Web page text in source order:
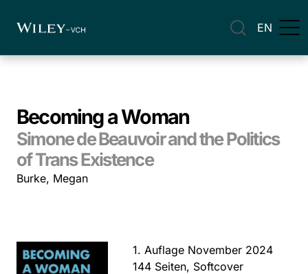
EN
Becoming a Woman
Simone de Beauvoir and the Politics
of Trans Existence
Burke, Megan
1. Auflage November 2024
144 Seiten, Softcover